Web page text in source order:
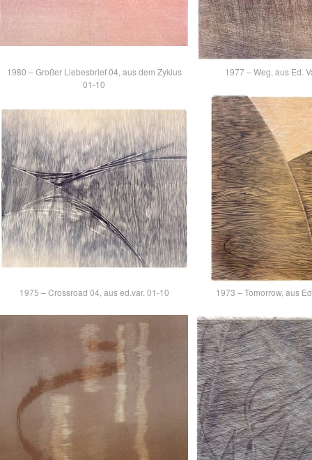
1980 – Großer Liebesbrief 04, aus dem Zyklus
01-10
1977 – Weg, aus Ed.
1975 – Crossroad 04, aus ed.var. 01-10 1973 – Tomorrow, aus